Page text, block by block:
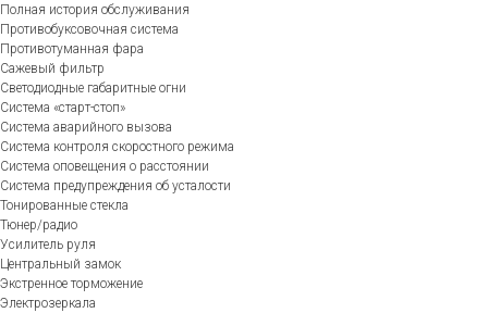
Полная история обслуживания
Противобуксовочная система
Противотуманная фара
Сажевый фильтр
Светодиодные габаритные огни
Система «старт-стоп»
Система аварийного вызова
Система контроля скоростного режима
Система оповещения о расстоянии
Система предупреждения об усталости
Тонированные стекла
Тюнер/радио
Усилитель руля
Центральный замок
Экстренное торможение
Электрозеркала